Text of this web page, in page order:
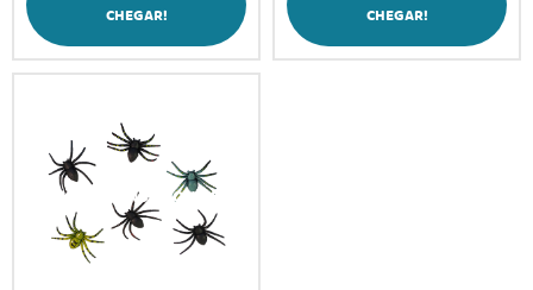
CHEGAR!
CHEGAR!